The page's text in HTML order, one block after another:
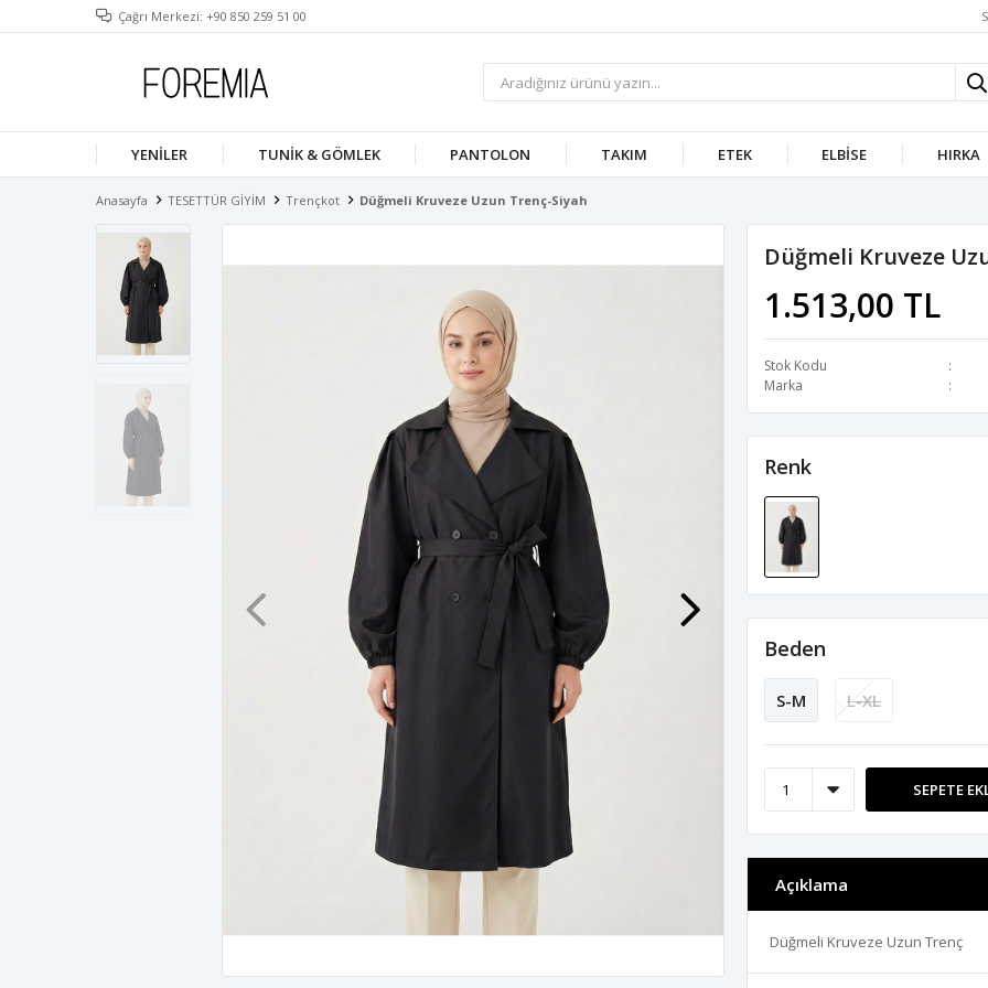
Çağrı Merkezi: +90 850 259 51 00
YENILER TUNIK & GÖMLEK PANTOLON TAKIM ETEK ELBISE HIRKA
Anasayfa TESETTÜR GİYİM Trençkot Düğmeli Kruveze Uzun Trenç-Siyah
Düğmeli Kruveze
1.513,00 TL
Stok Kodu
Marka
Renk
Beden
S-M L-XL
SEPETE
Açıklama
Düğmeli Kruveze Uzun Trenç